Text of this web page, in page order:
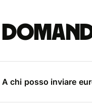
A chi posso inviare